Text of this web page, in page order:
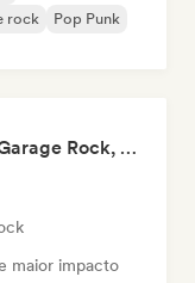
rock
Pop Punk
Not Your Dad’s Rock 🤘 Garage Rock, Alt-Rock & Indie Anthems
maior impacto